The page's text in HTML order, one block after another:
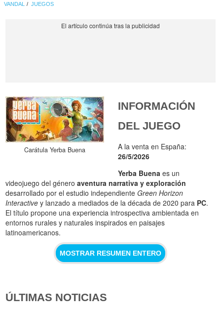
VANDAL JUEGOS
Carátula Yerba Buena
INFORMACIÓN
DEL JUEGO
A la venta en España:
26/5/2026
Yerba Buena es un
videojuego del géneroaventura narrativa y exploración
desarrollado por el estudio independienteGreen Horizon
Interactive y lanzado a mediados de la década de 2020 para PC.
El título propone una experiencia introspectiva ambientada en
entornos rurales y naturales inspirados en paisajes
latinoamericanos.
MOSTRAR RESUMEN ENTERO
ÚLTIMAS NOTICIAS